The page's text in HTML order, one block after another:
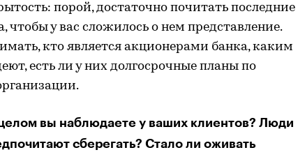
порой, достаточно почитать последние
чтобы у вас сложилось о нем представление.
кто является акционерами банка, каким
есть ли у них долгосрочные планы по
вы наблюдаете у ваших клиентов? Люди
сберегать? Стало ли оживать